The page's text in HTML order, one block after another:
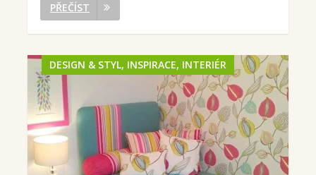
PŘEČÍST
DESIGN & STYL, INSPIRACE, INTERIÉR